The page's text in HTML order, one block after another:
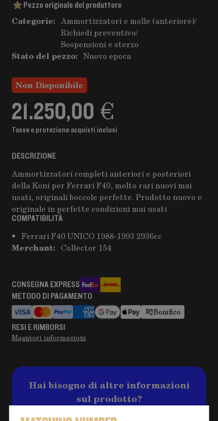
Pezzo originale del produttore
Categorie: Ammortizzatori e molle (anteriore)/
Richiedi preventivo/
Sospensioni e sterzo
Stato del pezzo: Nuovo epoca
Non Disponibile
21.250,00 €
Tasse e protezione acquisti inclusi
DESCRIZIONE
Ammortizzatori completi anteriori e posteriori
della Koni per Ferrari F40, molto rari nuovi mai
usati, originali boccole perfette. Prodotto nuovo e
originale in perfette condizioni mai usati
COMPATIBILITÀ
Ferrari F40 UNICO 1988-1993 2936cc
Merchant: Collector 154
CONSEGNA EXPRESS
METODO DI PAGAMENTO
Bonifico
RESI E RIMBORSI
Maggiori informazioni
Hai bisogno di altre informazioni
sul prodotto?